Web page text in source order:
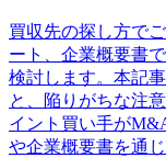
買収先の探し方で
ート、企業概要書
検討します。本記
と、陥りがちな注
イント買い手が
や企業概要書を通